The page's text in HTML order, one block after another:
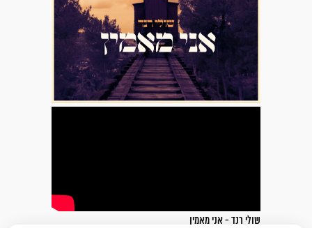
שולי רנד - אני מאמין